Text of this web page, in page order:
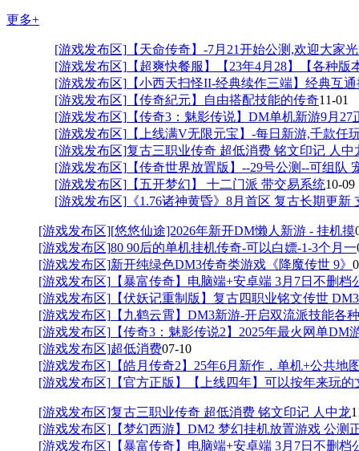
更多+
[游戏发布区] 【天命传奇】-7月21开始公测,欢迎大家
[游戏发布区] 【超爽快餐服】【23年4月28】【各种版
[游戏发布区] 【小西天扫怪II-经典续作三端】经典互
[游戏发布区] 【传奇紀元】自由搭配技能的传奇11-01
[游戏发布区] 【传奇3：魅影传说】DM单机新游9月27
[游戏发布区] 【上线满V无限元宝】-每日新游,千款任
[游戏发布区]复古三职业传奇 超低消费 铭文印记 人中
[游戏发布区] 【传奇世界放置版】--29号公测--可组队
[游戏发布区] 【五开梦幻】 十二门派 带交易系统10-09
[游戏发布区] 《1.76诸神黄昏》8月首区 复古长期更新
[游戏发布区][悠悠仙途]2026年新开DM懒人新游 - 挂机摸
[游戏发布区]80 90后的单机挂机传奇-可以白嫖-1-3个月一
[游戏发布区]新开纯绿色DM3传奇类游戏《降魔传世 9》
[游戏发布区] 【暴富传奇】电脑端+安卓端 3月7日不删档
[游戏发布区] 【伏妖记重制版】复古四职业铭文传世 DM3
[游戏发布区] 【九鹤云霄】DM3新游-开启双流派技能各
[游戏发布区] 【传奇3：魅影传说2】2025年最火网单DM
[游戏发布区]超低消费07-10
[游戏发布区] 【皓月传奇2】25年6月新作，单机+公共地图
[游戏发布区] 【官方正版】【上线四年】可以按年来玩的
[游戏发布区]复古三职业传奇 超低消费 铭文印记 人中龙
[游戏发布区] 【梦幻西游】DM2 梦幻挂机放置游戏 公测
[游戏发布区] 【暴富传奇】电脑端+安卓端 3月7日不删档